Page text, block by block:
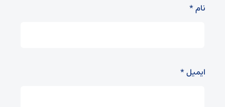
نام*
ایمیل*